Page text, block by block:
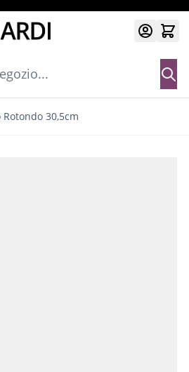
Rotondo 30,5cm